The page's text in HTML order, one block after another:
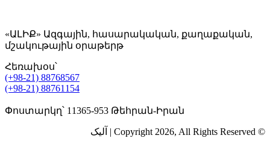
«ԱԼԻՔ» Ազգային, հասարակական, քաղաքական,
մշակութային օրաթերթ
Հեռախօս՝
(+98-21) 88768567
(+98-21) 88761154
Փոստարկղ՝ 11365-953 Թեհրան-Իրան
© Copyright 2026, All Rights Reserved | آلیک